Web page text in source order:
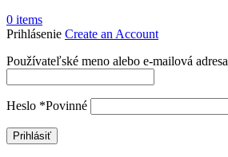
0 items
Prihlásenie Create an Account
Používateľské meno alebo e-mailová adresa
Heslo *Povinné
Prihlásiť